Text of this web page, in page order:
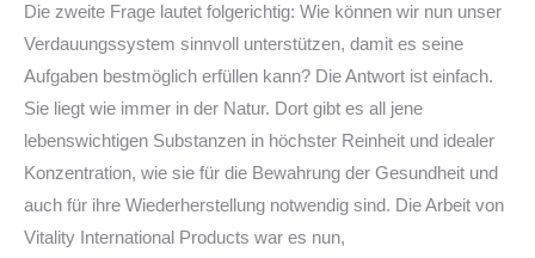
Die zweite Frage lautet folgerichtig: Wie können wir nun unser
Verdauungssystem sinnvoll unterstützen, damit es seine
Aufgaben bestmöglich erfüllen kann? Die Antwort ist einfach.
Sie liegt wie immer in der Natur. Dort gibt es all jene
lebenswichtigen Substanzen in höchster Reinheit und idealer
Konzentration, wie sie für die Bewahrung der Gesundheit und
auch für ihre Wiederherstellung notwendig sind. Die Arbeit von
Vitality International Products war es nun,